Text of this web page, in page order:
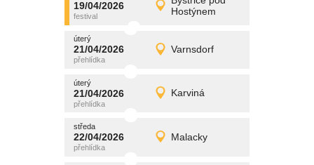
19/04/2026
Hostýnem
neděle
19/04/2026 Detail
úterý
21/04/2026 Varnsdorf
úterý
21/04/2026 Detail
promítání
úterý
21/04/2026 Karviná
úterý
21/04/2026 Detail
promítání
středa
22/04/2026 Malacky
středa
22/04/2026 Detail
promítání